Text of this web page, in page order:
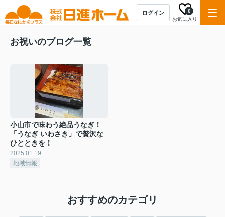
ログイン
お気に入り
0
お祝いのブログ一覧
小山市で味わう絶品うなぎ！
「うなぎ いわさき」で贅沢な
ひとときを！
2025.01.19
地域情報
おすすめのカテゴリ